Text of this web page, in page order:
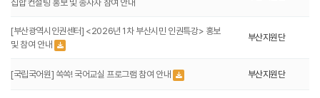
집합 컨설팅 홍보 및 종사자 참여 안내
[부산광역시인권센터] <2026년 1차 부산시민 인권특강> 홍보
및 참여 안내
부산지원단
[국립국어원] 쏙쏙! 국어교실 프로그램 참여 안내 부산지원단